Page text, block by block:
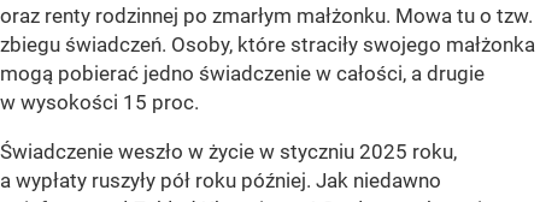
oraz renty rodzinnej po zmarłym małżonku. Mowa tu o tzw.
zbiegu świadczeń. Osoby, które straciły swojego małżonka
mogą pobierać jedno świadczenie w całości, a drugie
w wysokości 15 proc.
Świadczenie weszło w życie w styczniu 2025 roku,
a wypłaty ruszyły pół roku później. Jak niedawno